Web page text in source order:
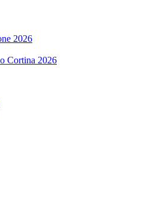
2026
Cortina 2026